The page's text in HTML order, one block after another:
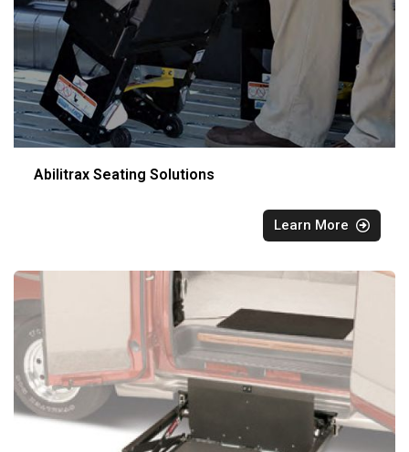
Abilitrax Seating Solutions
Learn More